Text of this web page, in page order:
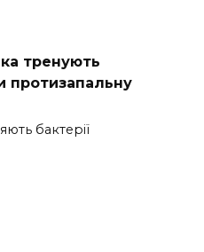
тренують
протизапальну
бактерії